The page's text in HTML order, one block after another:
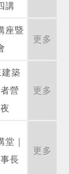
講
座暨
更多
築
營
更多
堂｜
長
更多